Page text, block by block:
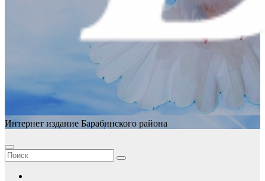
Интернет издание Барабинского района